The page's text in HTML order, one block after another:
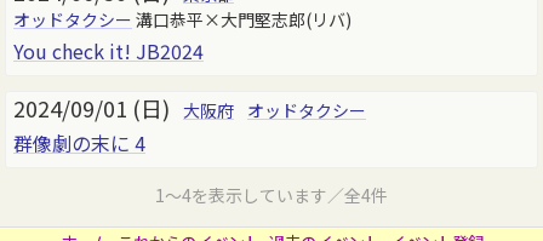
オッドタクシー 溝口恭平×大門堅志郎(リバ)
You check it! JB2024
2024/09/01 (日) 大阪府 オッドタクシー
群像劇の末に 4
1～4を表示しています／全4件